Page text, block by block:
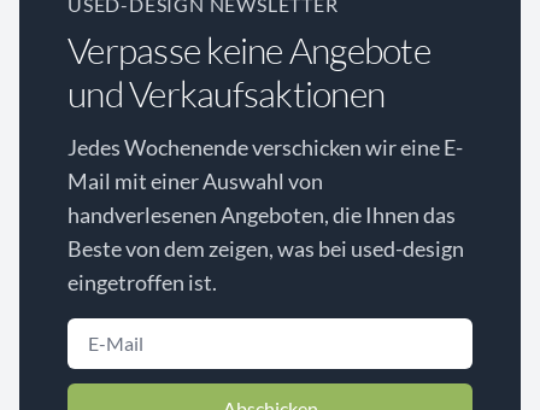
USED-DESIGN NEWSLETTER
Verpasse keine Angebote
und Verkaufsaktionen
Jedes Wochenende verschicken wir eine E-
Mail mit einer Auswahl von
handverlesenen Angeboten, die Ihnen das
Beste von dem zeigen, was bei used-design
eingetroffen ist.